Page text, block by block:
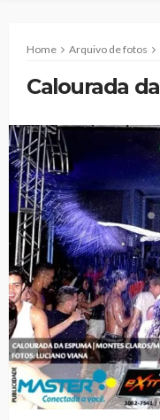
Home Arquivo de fotos
Calourada